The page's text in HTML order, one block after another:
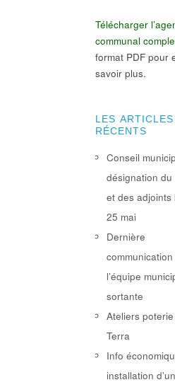
Télécharger
communal
format PDF pour
savoir plus.
LES ARTICLES
RÉCENTS
Conseil
désignation du
et des adjoints
25 mai
Dernière
communication
l’équipe
sortante
Ateliers
Terra
Info
installation d’un